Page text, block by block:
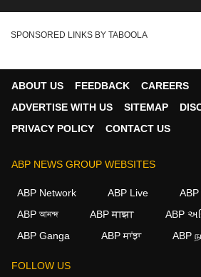
SPONSORED LINKS BY TABOOLA
ABOUT US FEEDBACK
CAREERS
ADVERTISE WITH US
SITEMAP
PRIVACY POLICY
CONTACT US
ABP NEWS GROUP WEBSITES
ABP Network ABP Live
ABP আনন্দ
ABP माझा
ABP
ABP Ganga
ABP ਸਾਂਝਾ ABP
FOLLOW US